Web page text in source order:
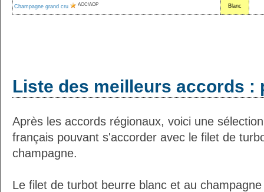
Champagne grand cru AOC/AOP Blanc
Liste des meilleurs accords :
Après les accords régionaux, voici une
français pouvant s'accorder avec le filet de
champagne.
Le filet de turbot beurre blanc et au